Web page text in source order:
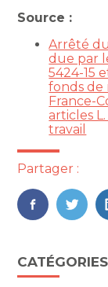
Source :
Arrêté
due par
5424-15
fonds de
France-
articles
travail
Partager :
FaceBook
Blog
sidebar
CATÉGORIES